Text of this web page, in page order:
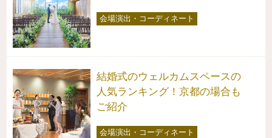
会場演出・コーディネート
結婚式のウェルカムスペースの
人気ランキング！京都の場合も
ご紹介
会場演出・コーディネート